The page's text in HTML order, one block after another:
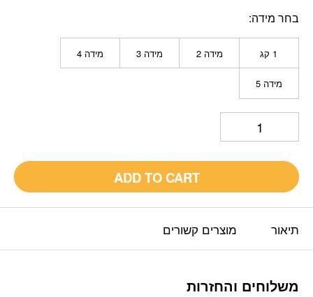
בחר מידה
1 קג מידה 2 מידה 3 מידה 4
מידה 5
ADD TO CART
תיאור מוצרים קשורים
משלוחים והחזרות